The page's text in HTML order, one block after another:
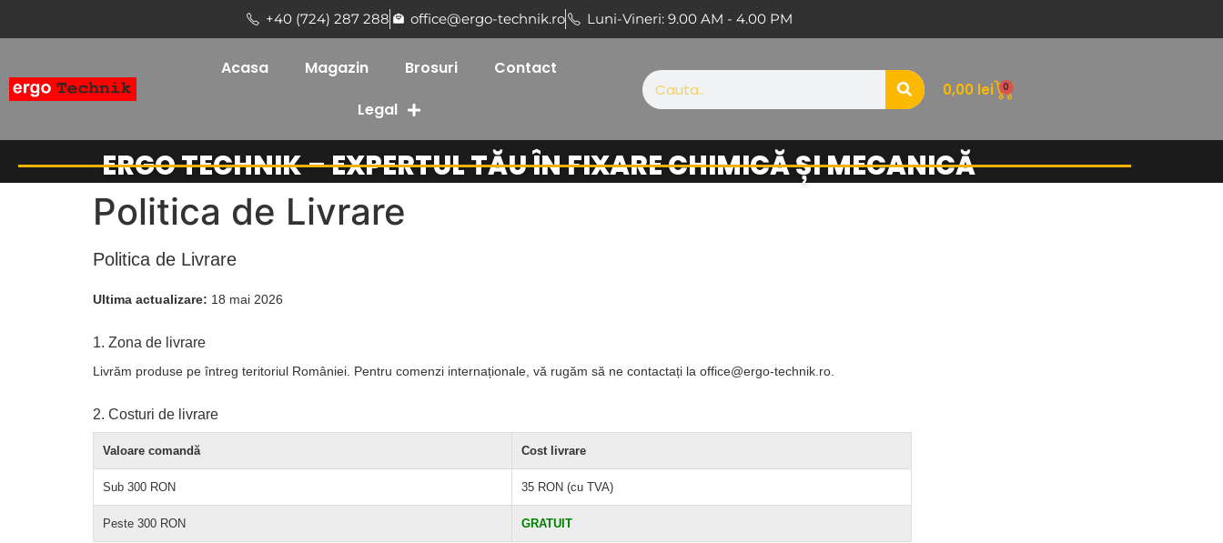
+40 (724) 287 288 office@ergo-technik.ro Luni-Vineri: 9.00 AM - 4.00 PM
Acasa Magazin Brosuri
Contact
Legal
0,00 lei 0
ERGO TECHNIK – EXPERTUL TĂU ÎN FIXARE CHIMICĂ ȘI MECANICĂ
Politica de Livrare
Politica de Livrare
Ultima actualizare: 18 mai 2026
1. Zona de livrare
Livrăm produse pe întreg teritoriul României. Pentru comenzi internaționale, vă rugăm să ne contactați la office@ergo-technik.ro.
2. Costuri de livrare
Valoare comandă Cost livrare
Sub 300 RON 35 RON (cu TVA)
Peste 300 RON GRATUIT